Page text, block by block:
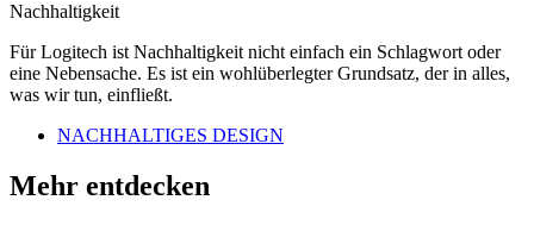
Nachhaltigkeit
Für Logitech ist Nachhaltigkeit nicht einfach ein Schlagwort oder
eine Nebensache. Es ist ein wohlüberlegter Grundsatz, der in alles,
was wir tun, einfließt.
NACHHALTIGES DESIGN
Mehr entdecken